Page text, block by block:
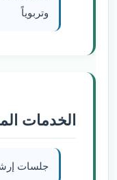
وتربوياً
الخدمات
جلسات